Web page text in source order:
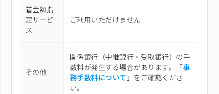
着金額指
定サービ
ス
ご利用いただけません
その他
関係銀行（中継銀行・受取銀行）の手
数料が発生する場合があります。「事
務手数料について 」をご確認くださ
い。